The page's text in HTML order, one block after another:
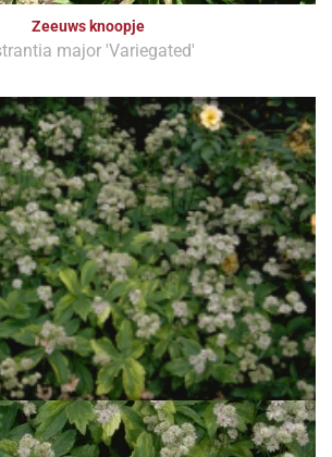
Zeeuws knoopje
major 'Variegated'